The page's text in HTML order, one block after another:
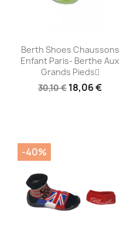
 Aperçu rapide
Berth Shoes Chaussons
Enfant Paris- Berthe Aux
Grands Pieds
30,10 € 18,06 €
-40%